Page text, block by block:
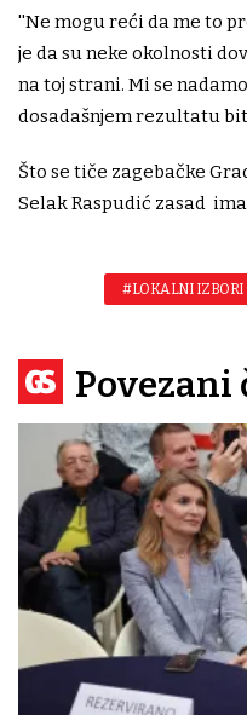
''Ne mogu reći da me to
je da su neke okolnosti
na toj strani. Mi se
dosadašnjem rezultatu
Što se tiče zagebačke
Selak Raspudić zasad
#LOKALNI IZBORI
Povezani